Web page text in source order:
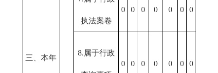
三、本年
执法案卷
0 0 0 0 0 0 0
8.属于行政
0 0 0 0 0 0 0